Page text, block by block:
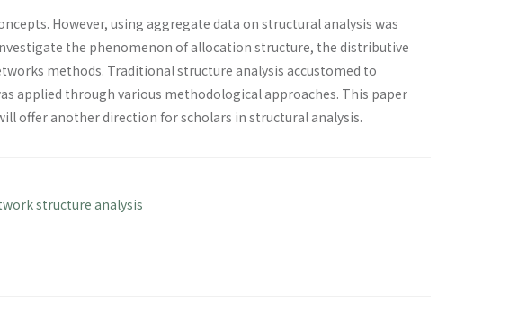
However, using aggregate data on structural analysis was
the phenomenon of allocation structure, the distributive
methods. Traditional structure analysis accustomed to
applied through various methodological approaches. This paper
offer another direction for scholars in structural analysis.
structure analysis